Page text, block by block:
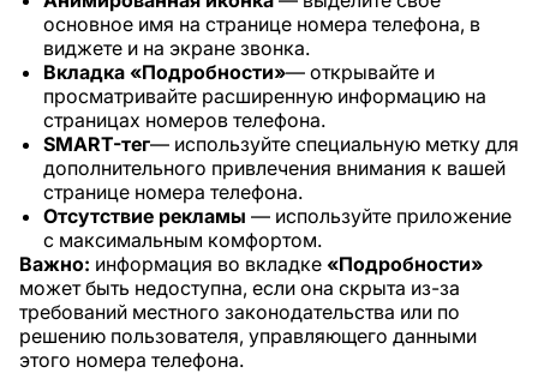
основное имя на странице номера телефона, в
виджете и на экране звонка.
Вкладка «Подробности»— открывайте и
просматривайте расширенную информацию на
страницах номеров телефона.
SMART-тег— используйте специальную метку для
дополнительного привлечения внимания к вашей
странице номера телефона.
Отсутствие рекламы — используйте приложение
с максимальным комфортом.
Важно: информация во вкладке «Подробности»
может быть недоступна, если она скрыта из-за
требований местного законодательства или по
решению пользователя, управляющего данными
этого номера телефона.